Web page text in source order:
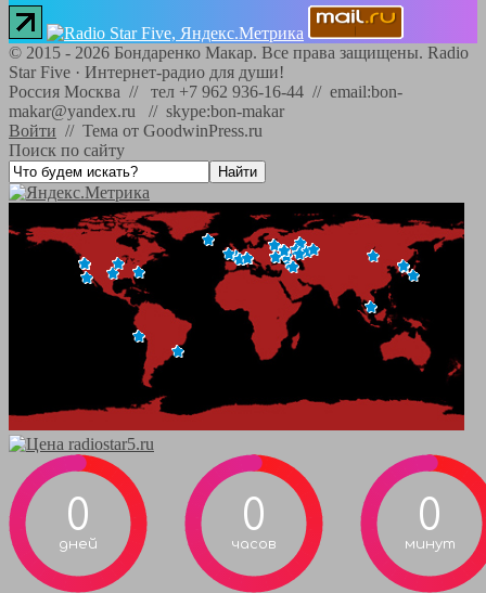
© 2015 - 2026 Бондаренко Макар. Все права защищены. Radio
Star Five · Интернет-радио для души!
Россия Москва // тел +7 962 936-16-44 // email:bon-
makar@yandex.ru // skype:bon-makar
Войти // Тема от GoodwinPress.ru
Поиск по сайту
0
дней
0
часов
0
минут